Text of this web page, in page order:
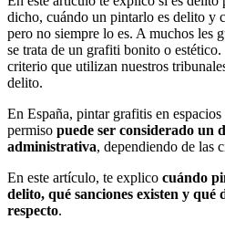
dicho, cuándo un pintarlo es delito y
pero no siempre lo es. A muchos les
se trata de un grafiti bonito o
criterio que utilizan nuestros
delito.
En España, pintar grafitis en
permiso puede ser considerado un
administrativa, dependiendo de las
En este artículo, te explico cuándo
delito, qué sanciones existen y qué
respecto.